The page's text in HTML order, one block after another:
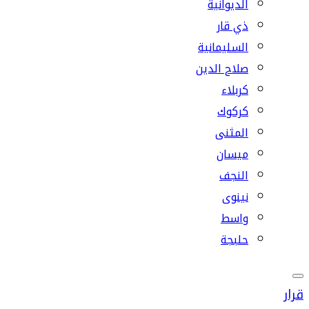
الديوانية
ذي قار
السليمانية
صلاح الدين
كربلاء
كركوك
المثنى
ميسان
النجف
نينوى
واسط
حلبجة
قرار